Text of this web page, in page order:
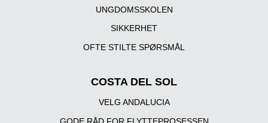
UNGDOMSSKOLEN
SIKKERHET
OFTE STILTE SPØRSMÅL
COSTA DEL SOL
VELG ANDALUCIA
GODE RÅD FOR FLYTTEPROSESSEN